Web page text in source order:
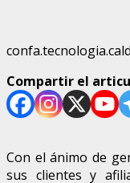
Compartir el
Con el ánimo de
sus clientes y